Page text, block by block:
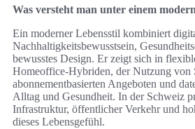
Was versteht man unter einem
Ein moderner Lebensstil kombiniert
Nachhaltigkeitsbewusstsein,
bewusstes Design. Er zeigt sich in
Homeoffice-Hybriden, der Nutzung von
abonnementbasierten Angeboten und
Alltag und Gesundheit. In der Schweiz
Infrastruktur, öffentlicher Verkehr und
dieses Lebensgefühl.